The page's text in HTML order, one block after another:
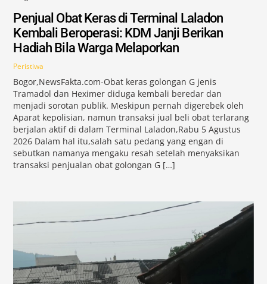
Penjual Obat Keras di Terminal Laladon
Kembali Beroperasi: KDM Janji Berikan
Hadiah Bila Warga Melaporkan
Peristiwa
Bogor,NewsFakta.com-Obat keras golongan G jenis
Tramadol dan Heximer diduga kembali beredar dan
menjadi sorotan publik. Meskipun pernah digerebek oleh
Aparat kepolisian, namun transaksi jual beli obat terlarang
berjalan aktif di dalam Terminal Laladon,Rabu 5 Agustus
2026 Dalam hal itu,salah satu pedang yang engan di
sebutkan namanya mengaku resah setelah menyaksikan
transaksi penjualan obat golongan G […]